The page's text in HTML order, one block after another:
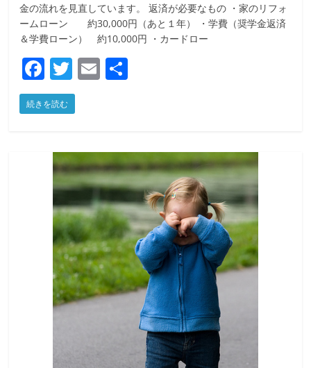
金の流れを見直しています。 返済が必要なもの ・家のリフォ
ームローン 約30,000円（あと１年） ・学費（奨学金返済
＆学費ローン） 約10,000円 ・カードロー
F
a
c
b
o
o
k
T
w
itt
E
続きを読む